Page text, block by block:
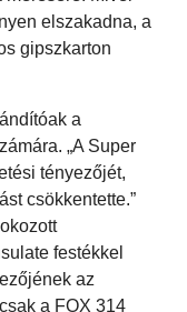
elszakadna, a
gipszkarton
a
„A Super
tényezőjét,
csökkentette.”
festékkel
az
a FOX 314